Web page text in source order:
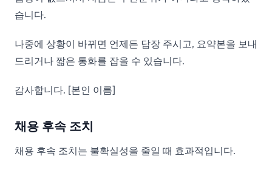
습니다.
나중에 상황이 바뀌면 언제든 답장 주시고, 요약본을 보내
드리거나 짧은 통화를 잡을 수 있습니다.
감사합니다. [본인 이름]
채용 후속 조치
채용 후속 조치는 불확실성을 줄일 때 효과적입니다.